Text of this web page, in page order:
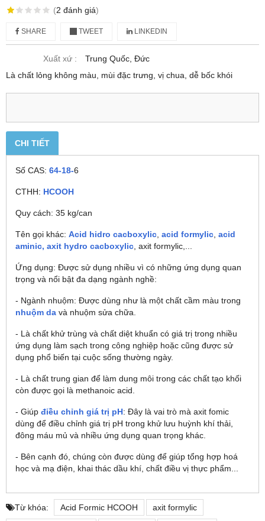
(2 đánh giá)
SHARE TWEET LINKEDIN
Xuất xứ :
Trung Quốc, Đức
Là chất lỏng không màu, mùi đặc trưng, vị chua, dễ bốc khói
CHI TIẾT
Số CAS: 64-18-6
CTHH: HCOOH
Quy cách: 35 kg/can
Tên gọi khác: Acid hidro cacboxylic acid formylic acid
aminic, axit hydro cacboxylic , axit formylic,...
Ứng dụng: Được sử dụng nhiều vì có những ứng dụng quan
trọng và nổi bật đa dạng ngành nghề:
- Ngành nhuộm: Được dùng như là một chất cầm màu trong
nhuộm da và nhuộm sửa chữa.
- Là chất khử trùng và chất diệt khuẩn có giá trị trong nhiều
ứng dụng làm sạch trong công nghiệp hoặc cũng được sử
dụng phổ biến tại cuộc sống thường ngày.
- Là chất trung gian để làm dung môi trong các chất tạo khối
còn được gọi là methanoic acid.
- Giúp điều chỉnh giá trị pH: Đây là vai trò mà axit fomic
dùng để điều chỉnh giá trị pH trong khử lưu huỳnh khí thải,
đông máu mủ và nhiều ứng dụng quan trọng khác.
- Bên cạnh đó, chúng còn được dùng để giúp tổng hợp hoá
học và mạ điện, khai thác dầu khí, chất điều vị thực phẩm...
Từ khóa: Acid Formic HCOOH axit formylic